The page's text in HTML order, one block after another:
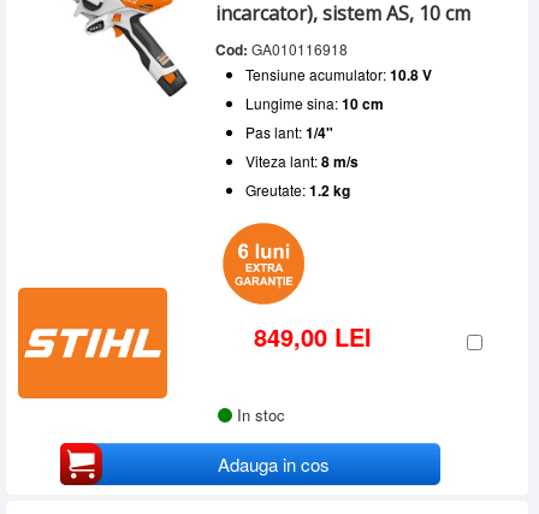
incarcator), sistem AS, 10 cm
Cod: GA010116918
Tensiune acumulator:10.8 V
Lungime sina:10 cm
Pas lant:1/4"
Viteza lant:8 m/s
Greutate:1.2 kg
849,00 LEI
In stoc
Adauga in cos